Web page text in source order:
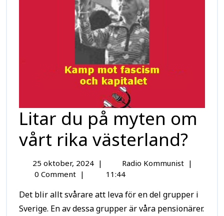
Litar du på myten om
vårt rika västerland?
25 oktober, 2024 | Radio Kommunist |
0 Comment | 11:44
Det blir allt svårare att leva för en del grupper i
Sverige. En av dessa grupper är våra pensionärer.